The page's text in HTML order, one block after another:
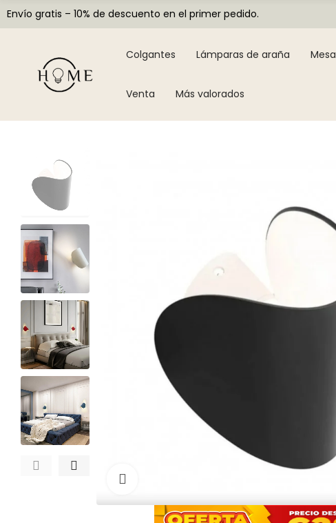
Envío gratis – 10% de descuento en el primer pedido.
Colgantes Lámparas de araña Mesa
Venta Más valorados